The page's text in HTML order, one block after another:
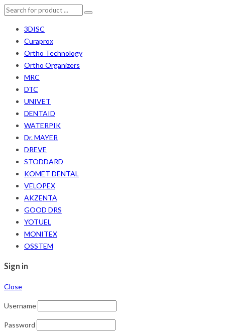
3DISC
Curaprox
Ortho Technology
Ortho Organizers
MRC
DTC
UNIVET
DENTAID
WATERPIK
Dr. MAYER
DREVE
STODDARD
KOMET DENTAL
VELOPEX
AKZENTA
GOOD DRS
YOTUEL
MONITEX
OSSTEM
Sign in
Close
Username
Password